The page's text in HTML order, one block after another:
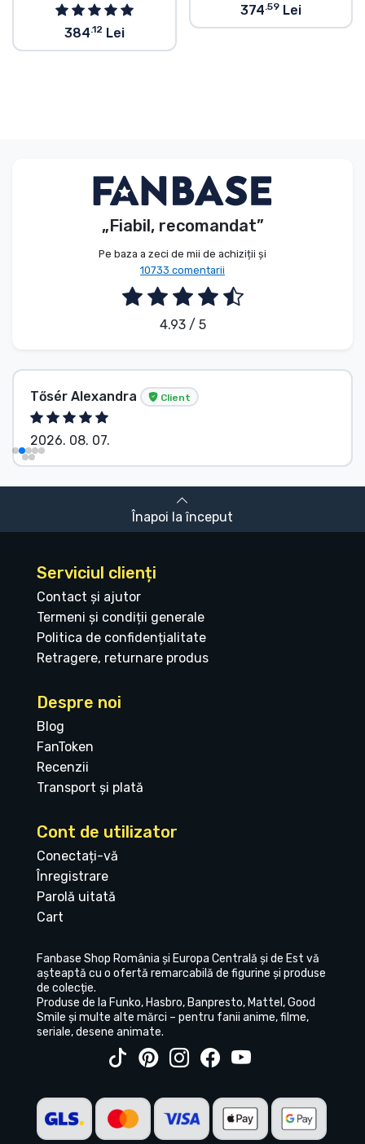
384.12 Lei
374.59Lei
„Fiabil, recomandat”
Pe baza a zeci de mii de achiziții și
10733 comentarii
4.93 / 5
Tősér Alexandra Client
2026. 08. 07.
Înapoi la început
Serviciul clienți
Contact și ajutor
Termeni și condiții generale
Politica de confidențialitate
Retragere, returnare produs
Despre noi
Blog
FanToken
Recenzii
Transport și plată
Cont de utilizator
Conectați-vă
Înregistrare
Parolă uitată
Cart
Fanbase Shop România și Europa Centrală și de Est vă
așteaptă cu o ofertă remarcabilă de figurine și produse
de colecție.
Produse de la Funko, Hasbro, Banpresto, Mattel, Good
Smile și multe alte mărci – pentru fanii anime, filme,
seriale, desene animate.